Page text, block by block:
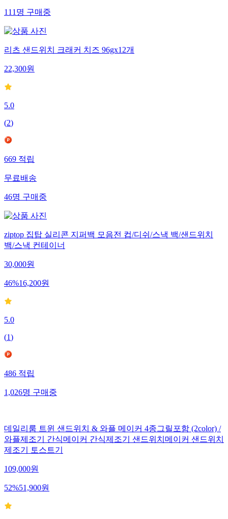
111 명 구매중
리츠 샌드위치 크래커 치즈 96gx12개
22,300원
5.0
(2)
669 적립
무료배송
46명 구매중
ziptop 집탑 실리콘 지퍼백 모음전 컵/디쉬/스낵 백/샌드위치
백/스낵 컨테이너
30,000원
46%16,200원
5.0
(1)
486 적립
1,026명 구매중
데일리룸 트윈 샌드위치 & 와플 메이커 4종그릴포함 (2color) /
와플제조기 간식메이커 간식제조기 샌드위치메이커 샌드위치
제조기 토스트기
109,000원
52%51,900원